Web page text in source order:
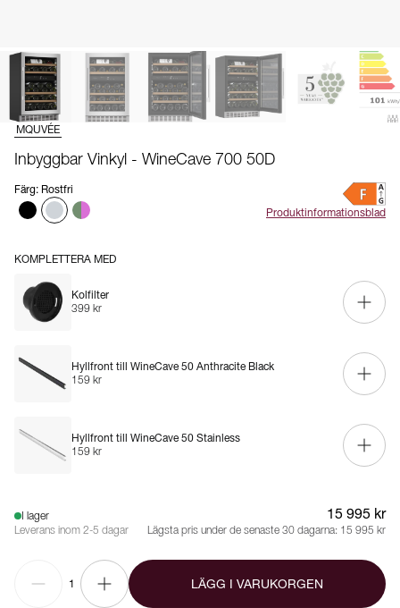
MQUVÉE
Inbyggbar Vinkyl - WineCave 700 50D
Färg: Rostfri
Produktinformationsblad
KOMPLETTERA MED
Kolfilter
399 kr
Hyllfront till WineCave 50 Anthracite Black
159 kr
Hyllfront till WineCave 50 Stainless
159 kr
I lager
Leverans inom 2-5 dagar
15 995 kr
Lägsta pris under de senaste 30 dagarna: 15 995 kr
1 LÄGG I VARUKORGEN